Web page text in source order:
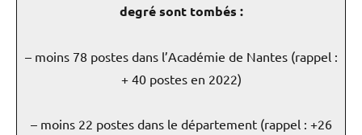
degré sont tombés :
– moins 78 postes dans l’Académie de Nantes (rappel :
+ 40 postes en 2022)
– moins 22 postes dans le département (rappel : +26